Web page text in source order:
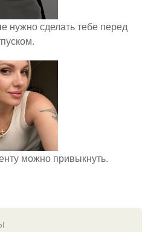
нужно сделать тебе перед
можно привыкнуть.